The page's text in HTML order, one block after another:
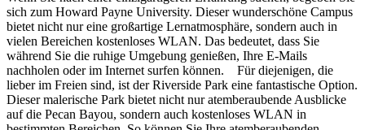
sich zum Howard Payne University. Dieser wunderschöne Campus
bietet nicht nur eine großartige Lernatmosphäre, sondern auch in
vielen Bereichen kostenloses WLAN. Das bedeutet, dass Sie
während Sie die ruhige Umgebung genießen, Ihre E-Mails
nachholen oder im Internet surfen können. Für diejenigen, die
lieber im Freien sind, ist der Riverside Park eine fantastische Option.
Dieser malerische Park bietet nicht nur atemberaubende Ausblicke
auf die Pecan Bayou, sondern auch kostenloses WLAN in